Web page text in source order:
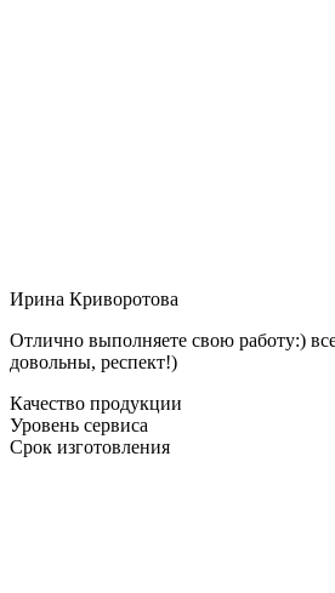
Ирина Криворотова
Отлично выполняете свою работу:)
довольны, респект!)
Качество продукции
Уровень сервиса
Срок изготовления